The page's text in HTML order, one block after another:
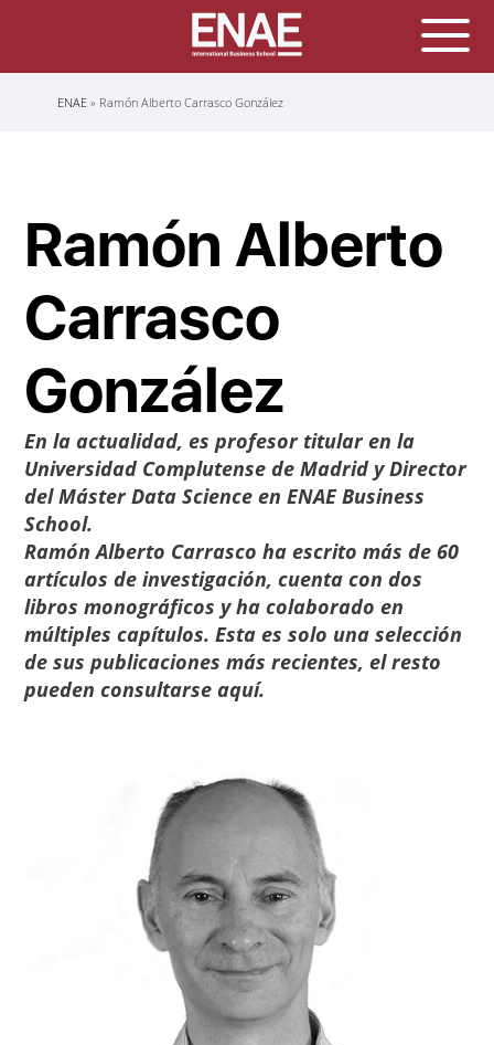
Sobrescribir
ENAE Ramón Alberto Carrasco González
Ramón Alberto
Carrasco
González
En la actualidad, es profesor titular en la
Universidad Complutense de Madrid yDirector
delMáster Data Science enENAE Business
School.
Ramón Alberto Carrasco ha escrito más de 60
artículos de investigación, cuenta con dos
libros monográficos y ha colaborado en
múltiples capítulos. Esta es solo una selección
de sus publicaciones más recientes, el resto
pueden consultarseaquí.